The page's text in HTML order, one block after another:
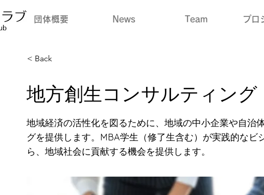
団体概要 News Team プロ
< Back
地方創生コンサルティング
地域経済の活性化を図るために、地域の中小企業や自治
グを提供します。MBA学生（修了生含む）が実践的なビ
ら、地域社会に貢献する機会を提供します。